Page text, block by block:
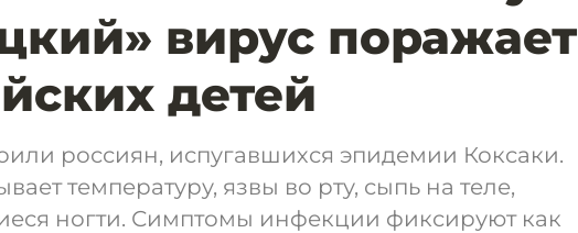
вирус поражает
детей
россиян, испугавшихся эпидемии Коксаки.
температуру, язвы во рту, сыпь на теле,
ногти. Симптомы инфекции фиксируют как